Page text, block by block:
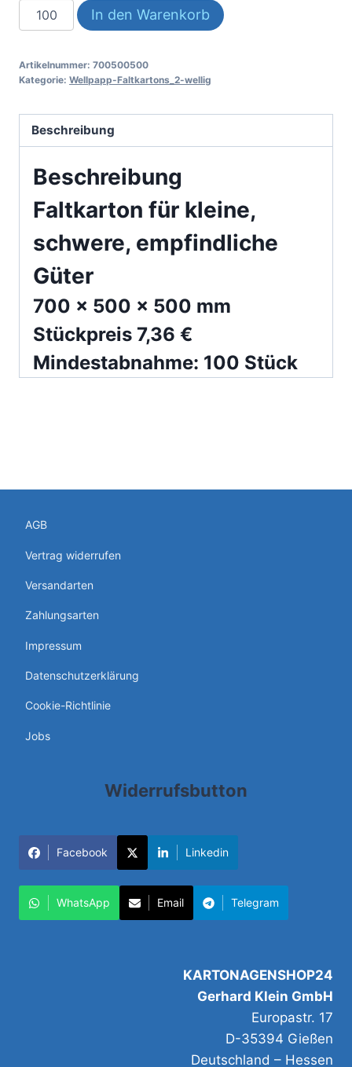
Faltkarton-
700500500-
Menge
In den Warenkorb
Artikelnummer: 700500500
Kategorie: Wellpapp-Faltkartons_2-wellig
Beschreibung
Beschreibung
Faltkarton für kleine,
schwere, empfindliche
Güter
700 x 500 x 500 mm
Stückpreis 7,36 €
Mindestabnahme: 100 Stück
AGB
Vertrag widerrufen
Versandarten
Zahlungsarten
Impressum
Datenschutzerklärung
Cookie-Richtlinie
Jobs
Widerrufsbutton
Facebook Linkedin
WhatsApp Email Telegram
KARTONAGENSHOP24
Gerhard Klein GmbH
Europastr. 17
D-35394 Gießen
Deutschland – Hessen